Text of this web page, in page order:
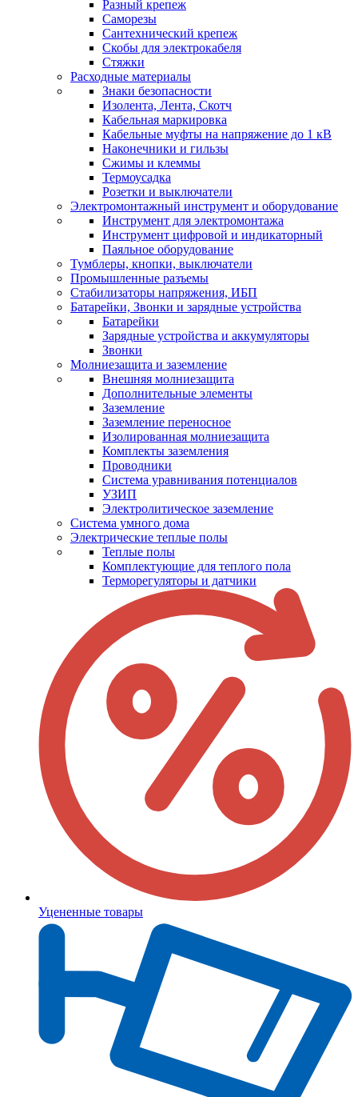
Разный крепеж
Саморезы
Сантехнический крепеж
Скобы для электрокабеля
Стяжки
Расходные материалы
Знаки безопасности
Изолента, Лента, Скотч
Кабельная маркировка
Кабельные муфты на напряжение до 1 кВ
Наконечники и гильзы
Сжимы и клеммы
Термоусадка
Розетки и выключатели
Электромонтажный инструмент и оборудование
Инструмент для электромонтажа
Инструмент цифровой и индикаторный
Паяльное оборудование
Тумблеры, кнопки, выключатели
Промышленные разъемы
Стабилизаторы напряжения, ИБП
Батарейки, Звонки и зарядные устройства
Батарейки
Зарядные устройства и аккумуляторы
Звонки
Молниезащита и заземление
Внешняя молниезащита
Дополнительные элементы
Заземление
Заземление переносное
Изолированная молниезащита
Комплекты заземления
Проводники
Система уравнивания потенциалов
УЗИП
Электролитическое заземление
Система умного дома
Электрические теплые полы
Теплые полы
Комплектующие для теплого пола
Терморегуляторы и датчики
Уцененные товары